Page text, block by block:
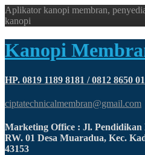
Aplikator kanopi membran,
kanopi
Kanopi
HP. 0819 1189 8181 / 0812 8650
ciptatechnicalmembran@gmail.com
Marketing Office : Jl.
RW. 01 Desa Muaradua, Kec.
43153